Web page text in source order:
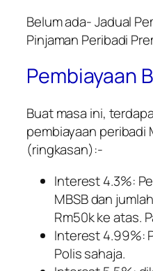
Belum ada- Jadual
Pinjaman Peribadi
Pembiayaan
Buat masa ini,
pembiayaan peribadi
(ringkasan):-
Interest 4.3%:
MBSB dan
Rm50k ke atas.
Interest 4.99%:
Polis sahaja.